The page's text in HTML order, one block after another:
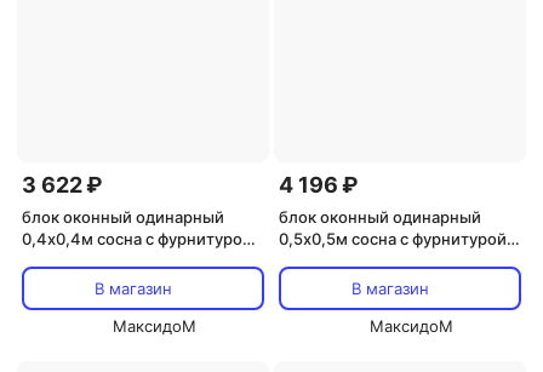
3 622 ₽
блок оконный одинарный
0,4х0,4м сосна с фурнитурой
В магазин
МаксидоМ
4 196 ₽
блок оконный одинарный
0,5х0,5м сосна с фурнитурой
В магазин
МаксидоМ